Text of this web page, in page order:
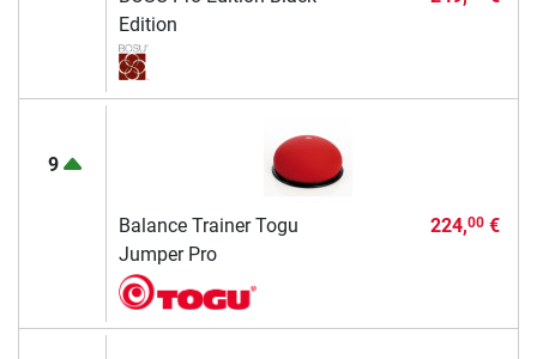
Edition
9
Balance Trainer Togu
Jumper Pro
224,00€